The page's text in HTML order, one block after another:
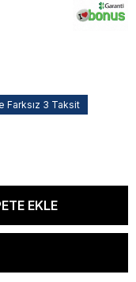
Farksız 3 Taksit